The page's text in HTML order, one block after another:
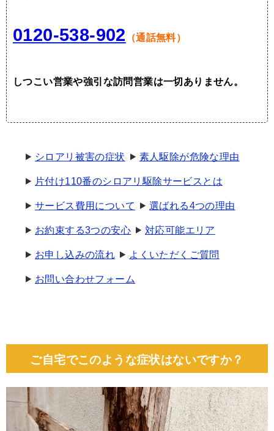
0120-538-902 （通話無料）
しつこい営業や強引な訪問営業は一切ありません。
シロアリ被害の症状 素人駆除が危険な理由
片付け110番のシロアリ駆除サービスとは
サービス費用について 選ばれる4つの理由
お約束する3つの安心 対応可能エリア
お申し込みの流れ よくいただくご質問
お問い合わせフォーム
ご自宅でこのような症状はないですか？